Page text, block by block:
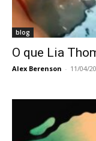
blog
O que Lia
Alex Berenson - 11/04/